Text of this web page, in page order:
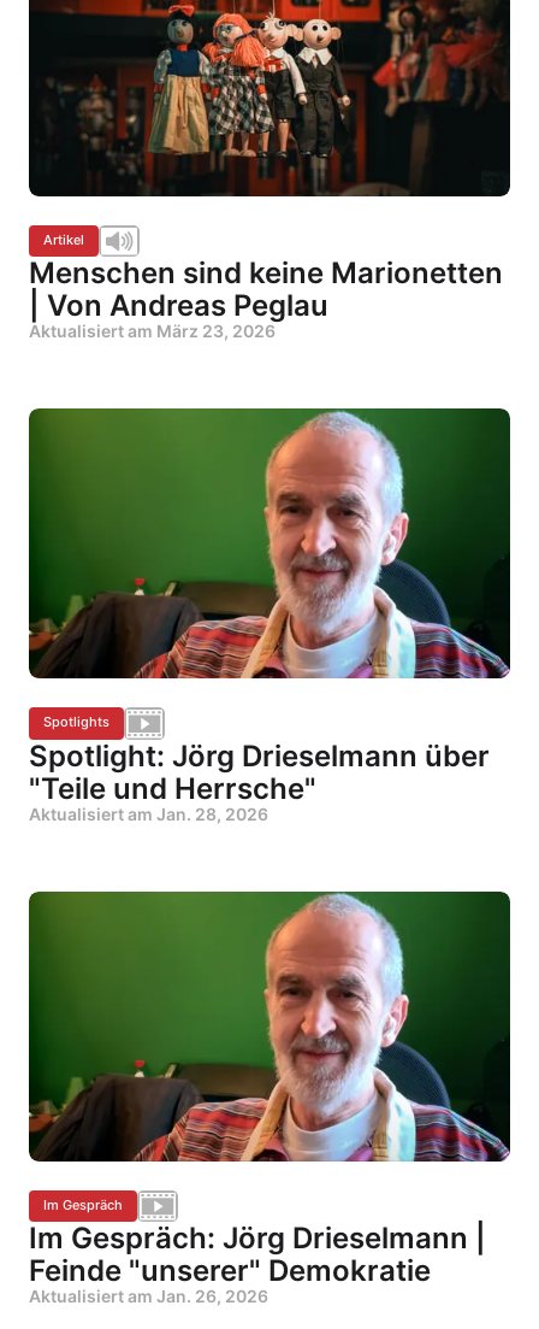
Artikel
Menschen sind keine Marionetten
| Von Andreas Peglau
Aktualisiert am März 23, 2026
Spotlights
Spotlight: Jörg Drieselmann über
"Teile und Herrsche"
Aktualisiert am Jan. 28, 2026
Im Gespräch
Im Gespräch: Jörg Drieselmann |
Feinde "unserer" Demokratie
Aktualisiert am Jan. 26, 2026